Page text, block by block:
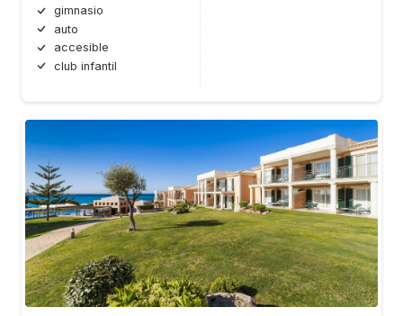
gimnasio
auto
accesible
club infantil